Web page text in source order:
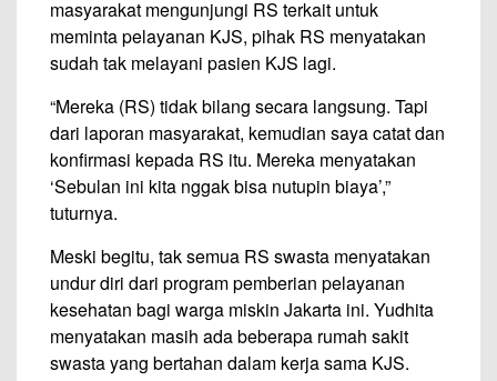
masyarakat mengunjungi RS terkait untuk
meminta pelayanan KJS, pihak RS menyatakan
sudah tak melayani pasien KJS lagi.
“Mereka (RS) tidak bilang secara langsung. Tapi
dari laporan masyarakat, kemudian saya catat dan
konfirmasi kepada RS itu. Mereka menyatakan
‘Sebulan ini kita nggak bisa nutupin biaya’,”
tuturnya.
Meski begitu, tak semua RS swasta menyatakan
undur diri dari program pemberian pelayanan
kesehatan bagi warga miskin Jakarta ini. Yudhita
menyatakan masih ada beberapa rumah sakit
swasta yang bertahan dalam kerja sama KJS.